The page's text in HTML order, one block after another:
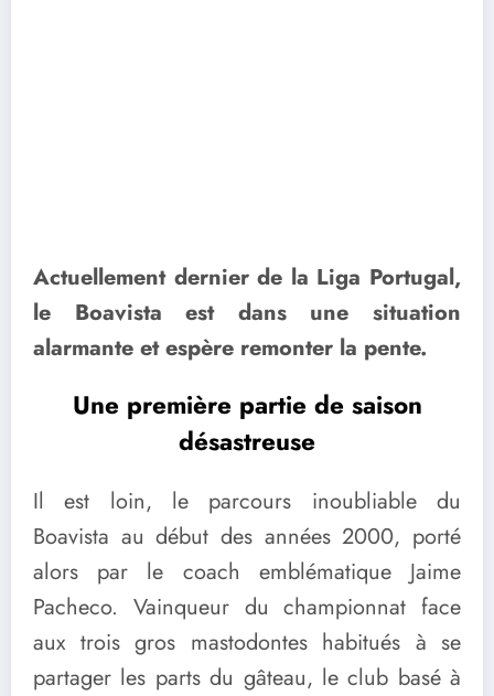
Actuellement dernier de la Liga Portugal,
le Boavista est dans une situation
alarmante et espère remonter la pente.
Une première partie de saison
désastreuse
Il est loin, le parcours inoubliable du
Boavista au début des années 2000, porté
alors par le coach emblématique Jaime
Pacheco. Vainqueur du championnat face
aux trois gros mastodontes habitués à se
partager les parts du gâteau, le club basé à